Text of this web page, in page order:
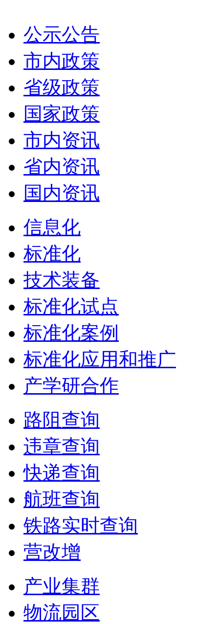
公示公告
市内政策
省级政策
国家政策
市内资讯
省内资讯
国内资讯
信息化
标准化
技术装备
标准化试点
标准化案例
标准化应用和推广
产学研合作
路阻查询
违章查询
快递查询
航班查询
铁路实时查询
营改增
产业集群
物流园区